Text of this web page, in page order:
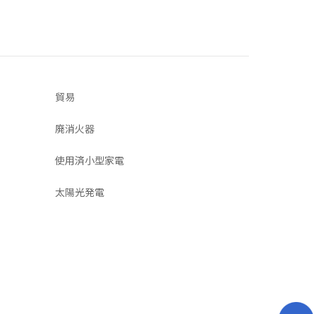
貿易
廃消火器
使用済小型家電
太陽光発電